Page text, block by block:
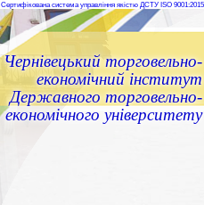
Чернівецький торговельно-
економічний інститут
Державного торговельно-
економічного університету
Сертифікована система управління якістю ДСТУ ISO 9001:2015